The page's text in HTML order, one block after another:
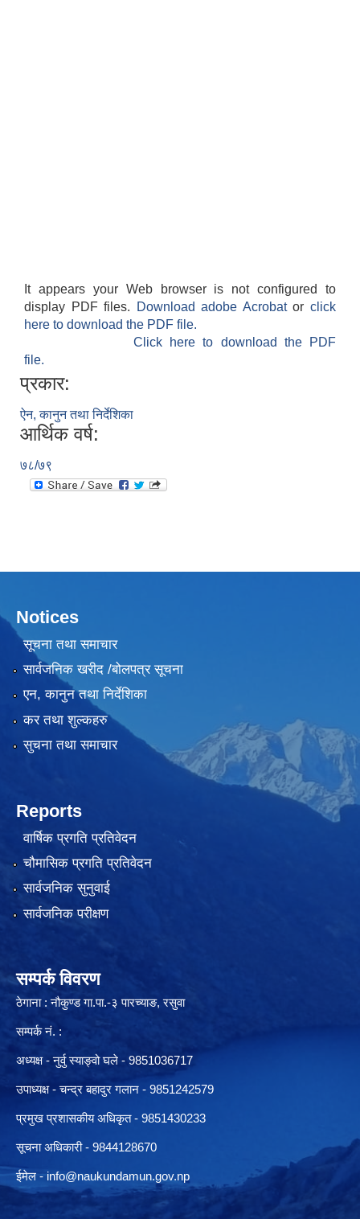
It appears your Web browser is not configured to
display PDF files.
Download adobe Acrobatorclick
here to download the PDF file.
Click here to download the PDF
file.
प्रकार:
ऐन, कानुन तथा निर्देशिका
आर्थिक वर्ष:
७८/७९
Notices
सूचना तथा समाचार
सार्वजनिक खरीद /बोलपत्र सूचना
एन, कानुन तथा निर्देशिका
कर तथा शुल्कहरु
सुचना तथा समाचार
Reports
वार्षिक प्रगति प्रतिवेदन
चौमासिक प्रगति प्रतिवेदन
सार्वजनिक सुनुवाई
सार्वजनिक परीक्षण
सम्पर्क विवरण
ठेगाना : नौकुण्ड गा.पा.-३ पारच्याङ, रसुवा
सम्पर्क नं. :
अध्यक्ष - नुर्वु स्याङ्वो घले - 9851036717
उपाध्यक्ष - चन्द्र बहादुर गलान - 9851242579
प्रमुख प्रशासकीय अधिकृत - 9851430233
सूचना अधिकारी - 9844128670
ईमेल - info@naukundamun.gov.np